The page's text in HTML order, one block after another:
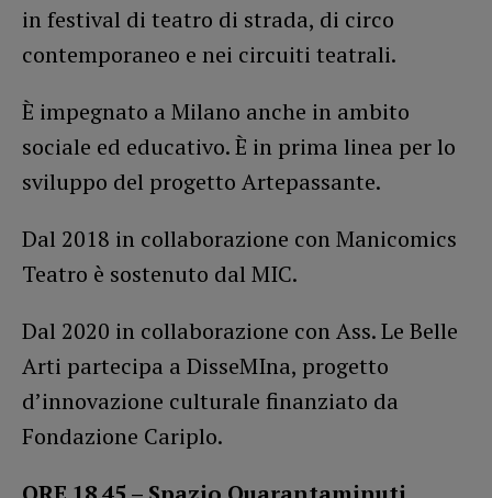
in festival di teatro di strada, di circo
contemporaneo e nei circuiti teatrali.
È impegnato a Milano anche in ambito
sociale ed educativo. È in prima linea per lo
sviluppo del progetto Artepassante.
Dal 2018 in collaborazione con Manicomics
Teatro è sostenuto dal MIC.
Dal 2020 in collaborazione con Ass. Le Belle
Arti partecipa a DisseMIna, progetto
d’innovazione culturale finanziato da
Fondazione Cariplo.